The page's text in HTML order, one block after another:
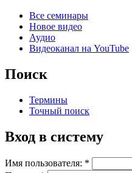
Все семинары
Новое видео
Аудио
Видеоканал на YouTube
Поиск
Термины
Точный поиск
Вход в систему
Имя пользователя: *